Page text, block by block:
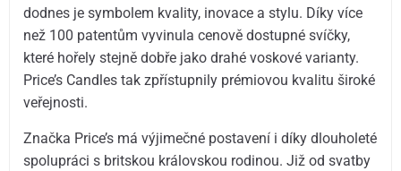
dodnes je symbolem kvality, inovace a stylu. Díky více
než 100 patentům vyvinula cenově dostupné svíčky,
které hořely stejně dobře jako drahé voskové varianty.
Price’s Candles tak zpřístupnily prémiovou kvalitu široké
veřejnosti.
Značka Price’s má výjimečné postavení i díky dlouholeté
spolupráci s britskou královskou rodinou. Již od svatby